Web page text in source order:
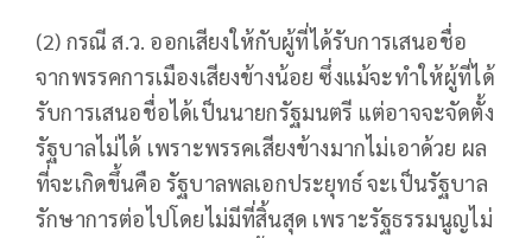
(2) กรณี ส.ว. ออกเสียงให้กับผู้ที่ได้รับการเสนอชื่อ
จากพรรคการเมืองเสียงข้างน้อย ซึ่งแม้จะทำให้ผู้ที่ได้
รับการเสนอชื่อได้เป็นนายกรัฐมนตรี แต่อาจจะจัดตั้ง
รัฐบาลไม่ได้ เพราะพรรคเสียงข้างมากไม่เอาด้วย ผล
ที่จะเกิดขึ้นคือ รัฐบาลพลเอกประยุทธ์ จะเป็นรัฐบาล
รักษาการต่อไปโดยไม่มีที่สิ้นสุด เพราะรัฐธรรมนูญไม่